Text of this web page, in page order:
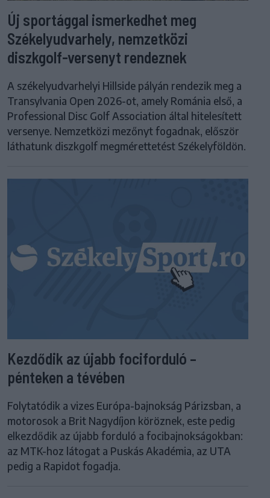
Új sportággal ismerkedhet meg
Székelyudvarhely, nemzetközi
diszkgolf-versenyt rendeznek
A székelyudvarhelyi Hillside pályán rendezik meg a
Transylvania Open 2026-ot, amely Románia első, a
Professional Disc Golf Association által hitelesített
versenye. Nemzetközi mezőnyt fogadnak, először
láthatunk diszkgolf megmérettetést Székelyföldön.
Kezdődik az újabb fociforduló –
pénteken a tévében
Folytatódik a vizes Európa-bajnokság Párizsban, a
motorosok a Brit Nagydíjon köröznek, este pedig
elkezdődik az újabb forduló a focibajnokságokban:
az MTK-hoz látogat a Puskás Akadémia, az UTA
pedig a Rapidot fogadja.